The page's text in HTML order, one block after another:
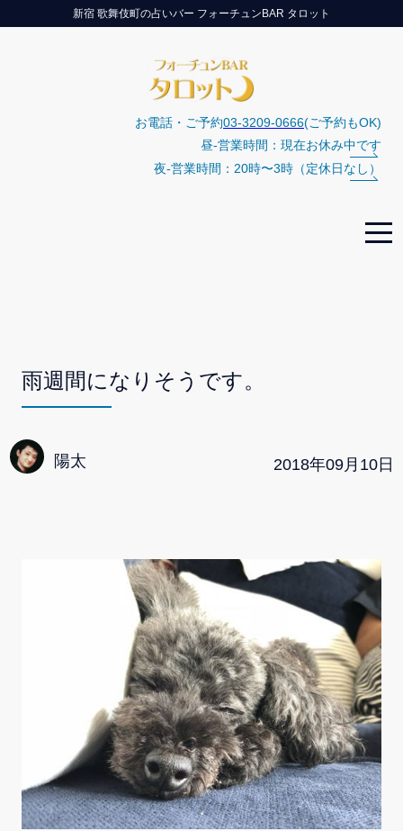
新宿 歌舞伎町の占いバー フォーチュンBAR タロット
お電話・ご予約03-3209-0666(ご予約もOK)
昼-営業時間：現在お休み中です
夜-営業時間：20時〜3時（定休日なし）
雨週間になりそうです。
陽太 2018年09月 10 日